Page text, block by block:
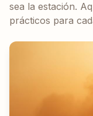
sea la estación.
prácticos para